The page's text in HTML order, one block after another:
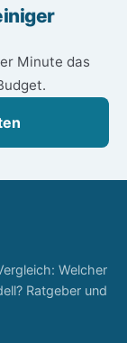
Minute das
Welcher
Ratgeber und